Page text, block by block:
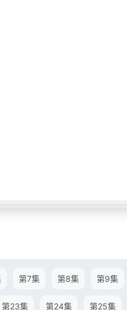
第7集 第8集 第9集
第23集 第24集 第25集